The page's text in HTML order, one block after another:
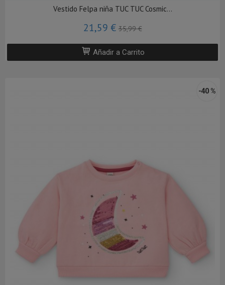
Vestido Felpa niña TUC TUC Cosmic...
21,59 €35,99 €
Añadir a Carrito
-40 %